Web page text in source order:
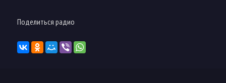
Поделиться радио